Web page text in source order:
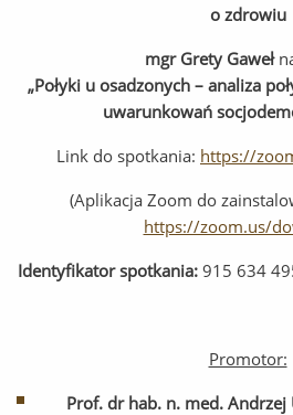
o zdrowiu
mgr Grety Gaweł
„Połyki u osadzonych – analiza
uwarunkowań
Link do spotkania: https://
(Aplikacja Zoom do
https://zoom.us/
Identyfikator spotkania:915 634
Promotor:
Prof. dr hab. n. med.